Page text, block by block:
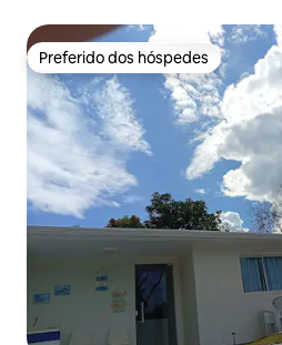
Preferido dos hóspedes
Preferido dos hóspedes